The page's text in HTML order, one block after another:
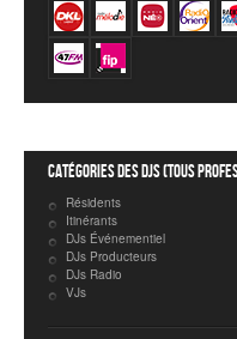
Catégories des DJs (tous
Résidents
Itinérants
DJs Événementiel
DJs Producteurs
DJs Radio
VJs